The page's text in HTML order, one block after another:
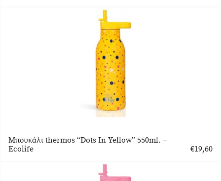
Μπουκάλι thermos “Dots In Yellow” 550ml. –
Ecolife
€19,60